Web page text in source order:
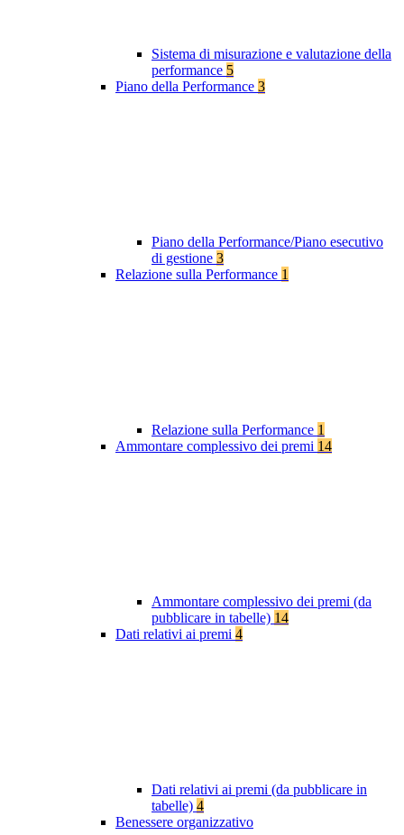
Sistema di misurazione e valutazione della
performance 5
Piano della Performance 3
Piano della Performance/Piano esecutivo
di gestione 3
Relazione sulla Performance 1
Relazione sulla Performance 1
Ammontare complessivo dei premi 14
Ammontare complessivo dei premi (da
pubblicare in tabelle) 14
Dati relativi ai premi 4
Dati relativi ai premi (da pubblicare in
tabelle) 4
Benessere organizzativo